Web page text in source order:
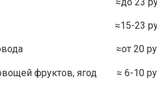
≈15-23
≈от 20
фруктов, ягод ≈ 6-10